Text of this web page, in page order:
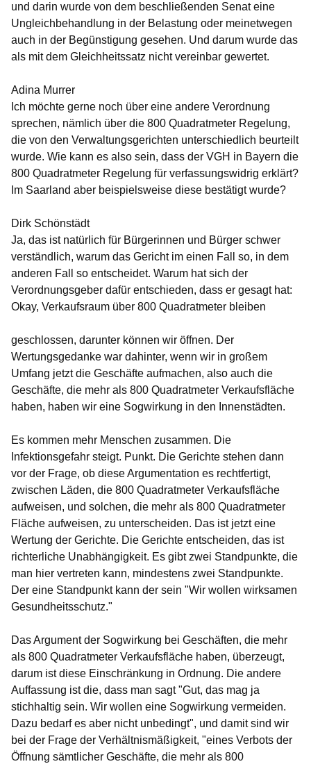
und darin wurde von dem beschließenden Senat eine
Ungleichbehandlung in der Belastung oder meinetwegen
auch in der Begünstigung gesehen. Und darum wurde das
als mit dem Gleichheitssatz nicht vereinbar gewertet.
Adina Murrer
Ich möchte gerne noch über eine andere Verordnung
sprechen, nämlich über die 800 Quadratmeter Regelung,
die von den Verwaltungsgerichten unterschiedlich beurteilt
wurde. Wie kann es also sein, dass der VGH in Bayern die
800 Quadratmeter Regelung für verfassungswidrig erklärt?
Im Saarland aber beispielsweise diese bestätigt wurde?
Dirk Schönstädt
Ja, das ist natürlich für Bürgerinnen und Bürger schwer
verständlich, warum das Gericht im einen Fall so, in dem
anderen Fall so entscheidet. Warum hat sich der
Verordnungsgeber dafür entschieden, dass er gesagt hat:
Okay, Verkaufsraum über 800 Quadratmeter bleiben
geschlossen, darunter können wir öffnen. Der
Wertungsgedanke war dahinter, wenn wir in großem
Umfang jetzt die Geschäfte aufmachen, also auch die
Geschäfte, die mehr als 800 Quadratmeter Verkaufsfläche
haben, haben wir eine Sogwirkung in den Innenstädten.
Es kommen mehr Menschen zusammen. Die
Infektionsgefahr steigt. Punkt. Die Gerichte stehen dann
vor der Frage, ob diese Argumentation es rechtfertigt,
zwischen Läden, die 800 Quadratmeter Verkaufsfläche
aufweisen, und solchen, die mehr als 800 Quadratmeter
Fläche aufweisen, zu unterscheiden. Das ist jetzt eine
Wertung der Gerichte. Die Gerichte entscheiden, das ist
richterliche Unabhängigkeit. Es gibt zwei Standpunkte, die
man hier vertreten kann, mindestens zwei Standpunkte.
Der eine Standpunkt kann der sein "Wir wollen wirksamen
Gesundheitsschutz."
Das Argument der Sogwirkung bei Geschäften, die mehr
als 800 Quadratmeter Verkaufsfläche haben, überzeugt,
darum ist diese Einschränkung in Ordnung. Die andere
Auffassung ist die, dass man sagt "Gut, das mag ja
stichhaltig sein. Wir wollen eine Sogwirkung vermeiden.
Dazu bedarf es aber nicht unbedingt", und damit sind wir
bei der Frage der Verhältnismäßigkeit, "eines Verbots der
Öffnung sämtlicher Geschäfte, die mehr als 800